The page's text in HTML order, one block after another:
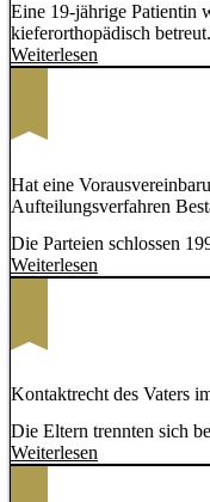
Eine 19-jährige Patientin
kieferorthopädisch
Weiterlesen
Hat eine
Aufteilungsverfahren
Die Parteien schlossen
Weiterlesen
Kontaktrecht des Vaters
Die Eltern trennten sich
Weiterlesen